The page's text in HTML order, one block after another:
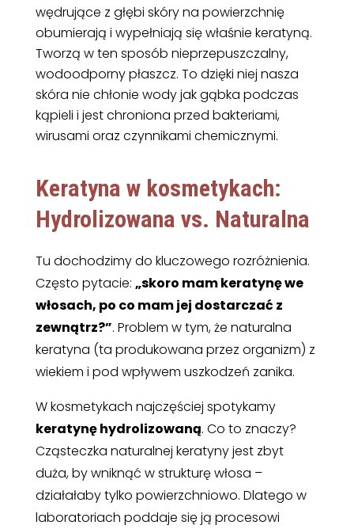
wędrujące z głębi skóry na powierzchnię
obumierają i wypełniają się właśnie keratyną.
Tworzą w ten sposób nieprzepuszczalny,
wodoodporny płaszcz. To dzięki niej nasza
skóra nie chłonie wody jak gąbka podczas
kąpieli i jest chroniona przed bakteriami,
wirusami oraz czynnikami chemicznymi.
Keratyna w kosmetykach:
Hydrolizowana vs. Naturalna
Tu dochodzimy do kluczowego rozróżnienia.
Często pytacie: „skoro mam keratynę we
włosach, po co mam jej dostarczać z
zewnątrz?”. Problem w tym, że naturalna
keratyna (ta produkowana przez organizm) z
wiekiem i pod wpływem uszkodzeń zanika.
W kosmetykach najczęściej spotykamy
keratynę hydrolizowaną. Co to znaczy?
Cząsteczka naturalnej keratyny jest zbyt
duża, by wniknąć w strukturę włosa –
działałaby tylko powierzchniowo. Dlatego w
laboratoriach poddaje się ją procesowi